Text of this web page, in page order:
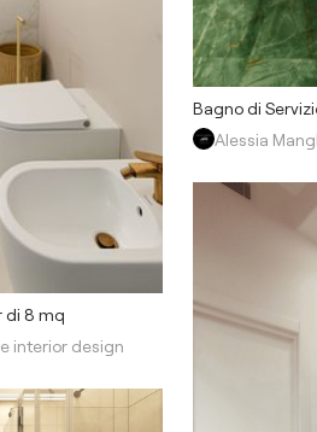
di 8 mq
interior design
Bagno di
Alessia